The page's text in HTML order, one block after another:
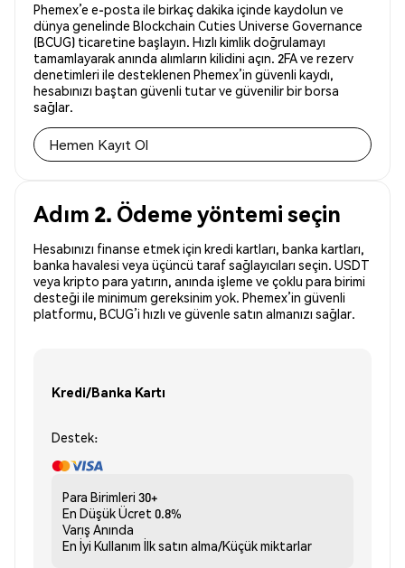
Phemex’e e-posta ile birkaç dakika içinde kaydolun ve
dünya genelinde Blockchain Cuties Universe Governance
(BCUG) ticaretine başlayın. Hızlı kimlik doğrulamayı
tamamlayarak anında alımların kilidini açın. 2FA ve rezerv
denetimleri ile desteklenen Phemex’in güvenli kaydı,
hesabınızı baştan güvenli tutar ve güvenilir bir borsa
sağlar.
Hemen Kayıt Ol
Adım 2. Ödeme yöntemi seçin
Hesabınızı finanse etmek için kredi kartları, banka kartları,
banka havalesi veya üçüncü taraf sağlayıcıları seçin. USDT
veya kripto para yatırın, anında işleme ve çoklu para birimi
desteği ile minimum gereksinim yok. Phemex’in güvenli
platformu, BCUG’i hızlı ve güvenle satın almanızı sağlar.
Kredi/Banka Kartı
Destek:
Para Birimleri 30+
En Düşük Ücret 0.8%
Varış Anında
En İyi Kullanım İlk satın alma/Küçük miktarlar